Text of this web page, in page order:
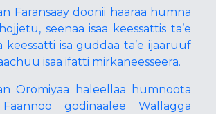
Faransaay doonii haaraa humna
seenaa isaa keessattis ta’e
keessatti isa guddaa ta’e ijaaruuf
isaa ifatti mirkaneesseera.
Oromiyaa haleellaa humnoota
godinaalee Wallagga